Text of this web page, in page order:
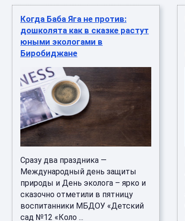
Когда Баба Яга не против:
дошколята как в сказке растут
юными экологами в
Биробиджане
Сразу два праздника —
Международный день защиты
природы и День эколога – ярко и
сказочно отметили в пятницу
воспитанники МБДОУ «Детский
сад №12 «Коло ...